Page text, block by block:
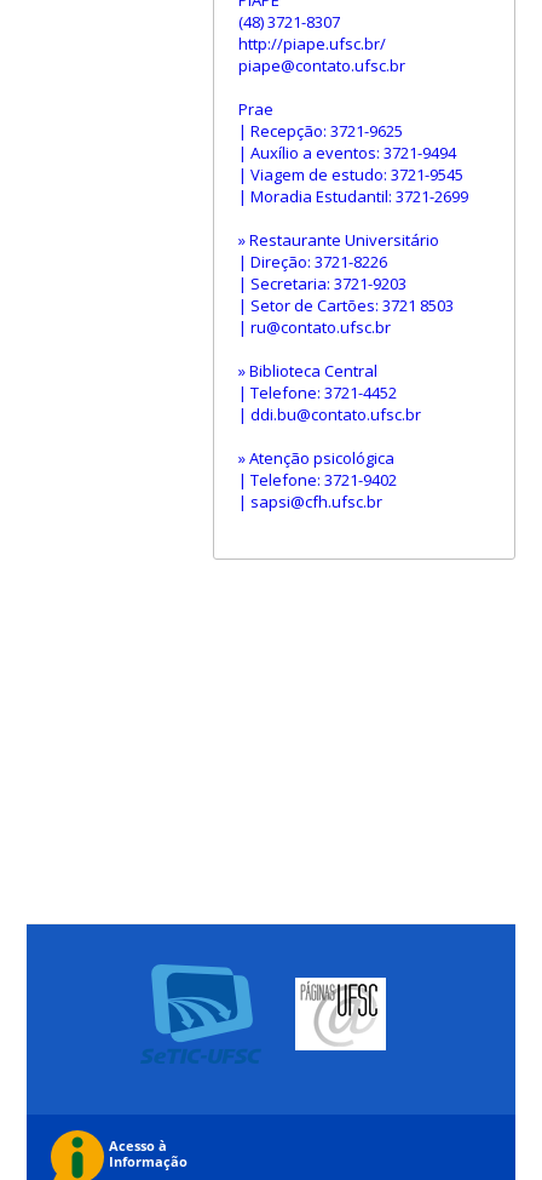
(48) 3721-8307
http://piape.ufsc.br/
piape@contato.ufsc.br
Prae
| Recepção: 3721-9625
| Auxílio a eventos: 3721-9494
| Viagem de estudo: 3721-9545
| Moradia Estudantil: 3721-2699
» Restaurante Universitário
| Direção: 3721-8226
| Secretaria: 3721-9203
| Setor de Cartões: 3721 8503
| ru@contato.ufsc.br
» Biblioteca Central
| Telefone: 3721-4452
| ddi.bu@contato.ufsc.br
» Atenção psicológica
| Telefone: 3721-9402
| sapsi@cfh.ufsc.br